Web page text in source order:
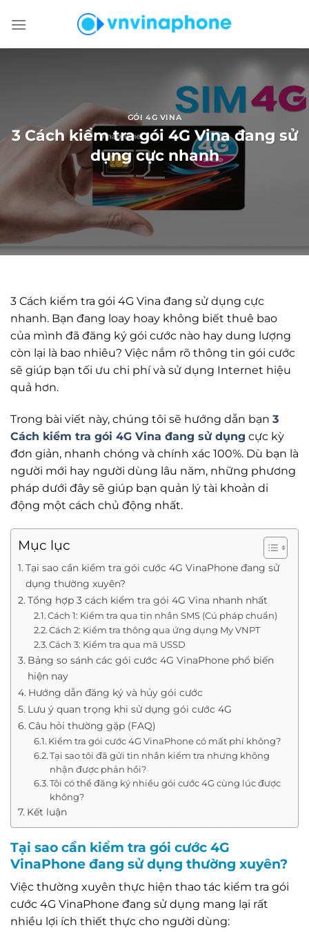
đến
GÓI 4G VINA
3 Cách kiểm tra gói 4G Vina đang sử
dụng cực nhanh
3 Cách kiểm tra gói 4G Vina đang sử dụng cực
nhanh. Bạn đang loay hoay không biết thuê bao
của mình đã đăng ký gói cước nào hay dung lượng
còn lại là bao nhiêu? Việc nắm rõ thông tin gói cước
sẽ giúp bạn tối ưu chi phí và sử dụng Internet hiệu
quả hơn.
Trong bài viết này, chúng tôi sẽ hướng dẫn bạn 3
Cách kiểm tra gói 4G Vina đang sử dụng cực kỳ
đơn giản, nhanh chóng và chính xác 100%. Dù bạn là
người mới hay người dùng lâu năm, những phương
pháp dưới đây sẽ giúp bạn quản lý tài khoản di
động một cách chủ động nhất.
Mục lục
Tại sao cần kiểm tra gói cước 4G VinaPhone đang sử
dụng thường xuyên?
Tổng hợp 3 cách kiểm tra gói 4G Vina nhanh nhất
Cách 1: Kiểm tra qua tin nhắn SMS (Cú pháp chuẩn)
Cách 2: Kiểm tra thông qua ứng dụng My VNPT
Cách 3: Kiểm tra qua mã USSD
Bảng so sánh các gói cước 4G VinaPhone phổ biến
hiện nay
Hướng dẫn đăng ký và hủy gói cước
Lưu ý quan trọng khi sử dụng gói cước 4G
Câu hỏi thường gặp (FAQ)
Kiểm tra gói cước 4G VinaPhone có mất phí không?
Tại sao tôi đã gửi tin nhắn kiểm tra nhưng không
nhận được phản hồi?
Tôi có thể đăng ký nhiều gói cước 4G cùng lúc được
không?
Kết luận
Tại sao cần kiểm tra gói cước 4G
VinaPhone đang sử dụng thường xuyên?
Việc thường xuyên thực hiện thao tác kiểm tra gói
cước 4G VinaPhone đang sử dụng mang lại rất
nhiều lợi ích thiết thực cho người dùng: